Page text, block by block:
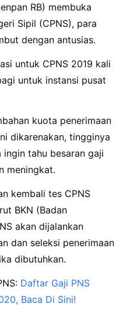
RB) membuka
Sipil (CPNS), para
dengan antusias.
untuk CPNS 2019 kali
untuk instansi pusat
kuota penerimaan
dikarenakan, tingginya
ingin tahu besaran gaji
meningkat.
kembali tes CPNS
BKN (Badan
akan dijalankan
dan seleksi penerimaan
dibutuhkan.
Daftar Gaji PNS
Baca Di Sini!